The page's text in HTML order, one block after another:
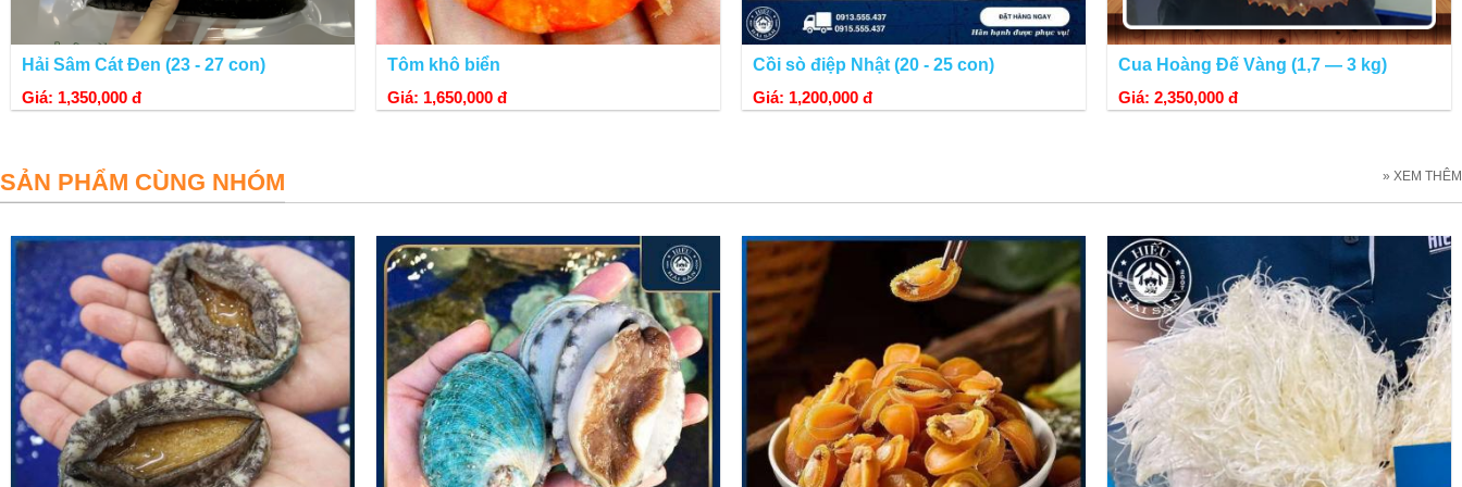
Hải Sâm Cát Đen (23 - 27 con)
Giá: 1,350,000 đ
Tôm khô biển
Giá: 1,650,000 đ
Cồi sò điệp Nhật (20 - 25 con)
Giá: 1,200,000 đ
Cua Hoàng Đế Vàng (1,7 — 3 kg)
Giá: 2,350,000 đ
SẢN PHẨM CÙNG NHÓM » XEM THÊM